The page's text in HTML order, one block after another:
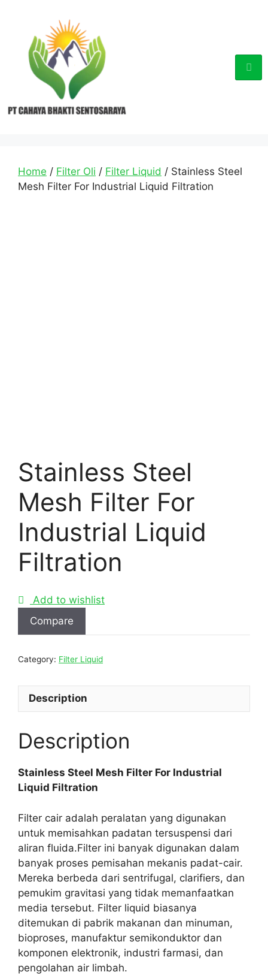
Home / Filter Oli / Filter Liquid / Stainless Steel
Mesh Filter For Industrial Liquid Filtration
Stainless Steel
Mesh Filter For
Industrial Liquid
Filtration
Add to wishlist
Compare
Category: Filter Liquid
Description
Description
Stainless Steel Mesh Filter For Industrial
Liquid Filtration
Filter cair adalah peralatan yang digunakan
untuk memisahkan padatan tersuspensi dari
aliran fluida.Filter ini banyak digunakan dalam
banyak proses pemisahan mekanis padat-cair.
Mereka berbeda dari sentrifugal, clarifiers, dan
pemukim gravitasi yang tidak memanfaatkan
media tersebut. Filter liquid biasanya
ditemukan di pabrik makanan dan minuman,
bioproses, manufaktur semikonduktor dan
komponen elektronik, industri farmasi, dan
pengolahan air limbah.